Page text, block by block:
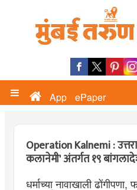
App ePaper
Operation Kalnemi :
कलानेमी' अंतर्गत १९
धर्माच्या नावाखाली